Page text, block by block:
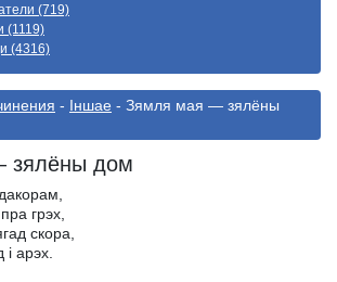
(719)
(1119)
(4316)
- Іншае - Зямля мая — зялёны
зялёны дом
грэх,
скора,
арэх.